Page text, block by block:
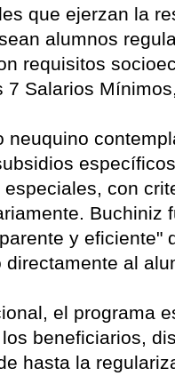
que ejerzan la
alumnos
requisitos
7 Salarios
neuquino
especiales, con
Buchiniz
y eficiente"
directamente al
el programa
beneficiarios,
hasta la